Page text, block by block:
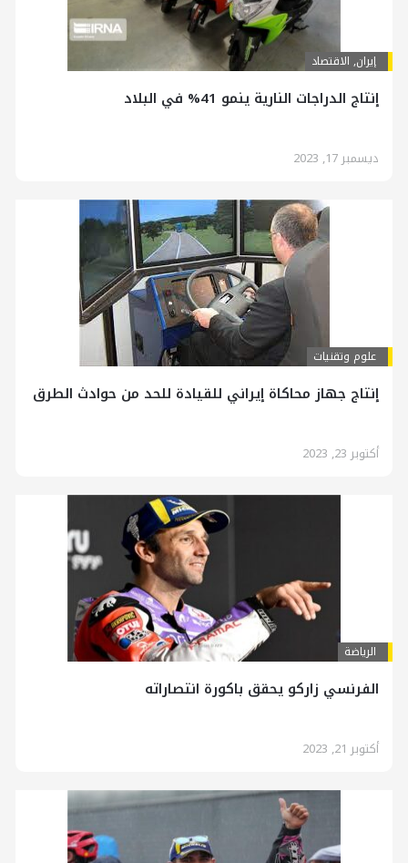
إيران, الاقتصاد
إنتاج الدراجات النارية ينمو 41% في البلاد
ديسمبر 17, 2023
علوم وتقنيات
إنتاج جهاز محاكاة إيراني للقيادة للحد من حوادث الطرق
أكتوبر 23, 2023
الرياضة
الفرنسي زاركو يحقق باكورة انتصاراته
أكتوبر 21, 2023